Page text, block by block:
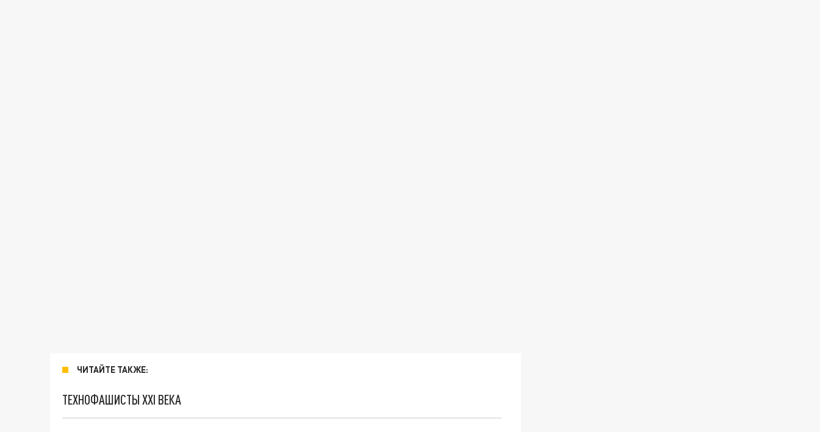
ЧИТАЙТЕ ТАКЖЕ:
ТЕХНОФАШИСТЫ XXI ВЕКА